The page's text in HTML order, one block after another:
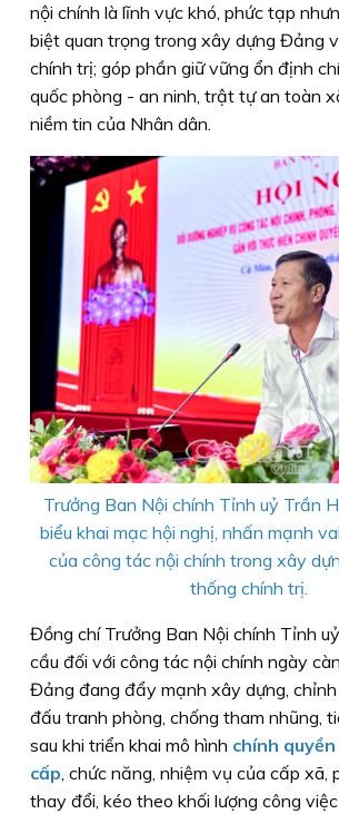
nội chính là lĩnh vực khó, phức tạp
biệt quan trọng trong xây dựng Đảng
chính trị; góp phần giữ vững ổn định
quốc phòng - an ninh, trật tự an toàn
niềm tin của Nhân dân.
Trưởng Ban Nội chính Tỉnh uỷ Trần
biểu khai mạc hội nghị, nhấn mạnh
của công tác nội chính trong xây
thống chính trị.
Đồng chí Trưởng Ban Nội chính Tỉnh
cầu đối với công tác nội chính ngày
Đảng đang đẩy mạnh xây dựng,
đấu tranh phòng, chống tham nhũng,
sau khi triển khai mô hình chính
cấp, chức năng, nhiệm vụ của cấp xã,
thay đổi, kéo theo khối lượng công